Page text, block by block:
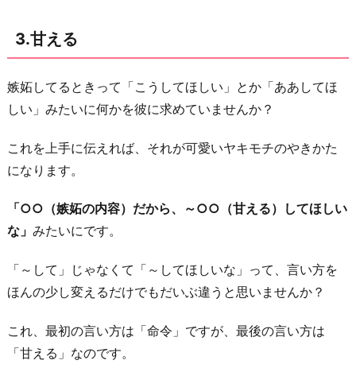
3.甘える
嫉妬してるときって「こうしてほしい」とか「ああしてほ
しい」みたいに何かを彼に求めていませんか？
これを上手に伝えれば、それが可愛いヤキモチのやきかた
になります。
「○○（嫉妬の内容）だから、～○○（甘える）してほしい
な」 みたいにです。
「～して」じゃなくて「～してほしいな」って、言い方を
ほんの少し変えるだけでもだいぶ違うと思いませんか？
これ、最初の言い方は「命令」ですが、最後の言い方は
「甘える」なのです。